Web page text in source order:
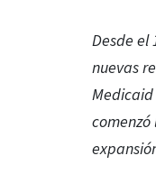
Desde el
nuevas